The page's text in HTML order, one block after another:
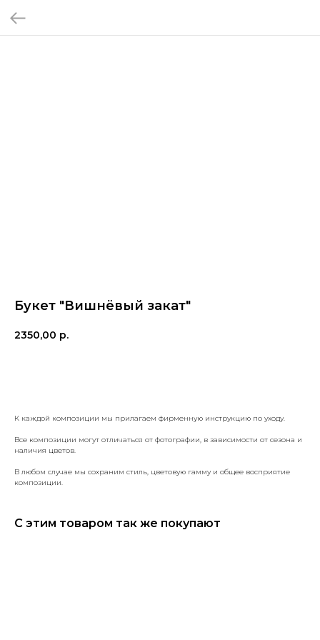
Букет "Вишнёвый закат"
2350,00 р.
К каждой композиции мы прилагаем фирменную инструкцию по уходу.
Все композиции могут отличаться от фотографии, в зависимости от сезона и
наличия цветов.
В любом случае мы сохраним стиль, цветовую гамму и общее восприятие
композиции.
С этим товаром так же покупают